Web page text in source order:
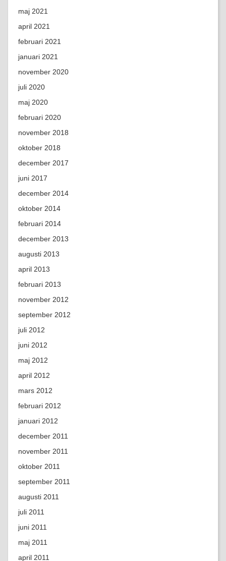
maj 2021
april 2021
februari 2021
januari 2021
november 2020
juli 2020
maj 2020
februari 2020
november 2018
oktober 2018
december 2017
juni 2017
december 2014
oktober 2014
februari 2014
december 2013
augusti 2013
april 2013
februari 2013
november 2012
september 2012
juli 2012
juni 2012
maj 2012
april 2012
mars 2012
februari 2012
januari 2012
december 2011
november 2011
oktober 2011
september 2011
augusti 2011
juli 2011
juni 2011
maj 2011
april 2011